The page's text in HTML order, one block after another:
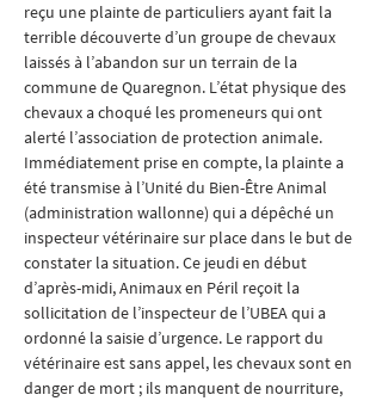
reçu une plainte de particuliers ayant fait la
terrible découverte d’un groupe de chevaux
laissés à l’abandon sur un terrain de la
commune de Quaregnon. L’état physique des
chevaux a choqué les promeneurs qui ont
alerté l’association de protection animale.
Immédiatement prise en compte, la plainte a
été transmise à l’Unité du Bien-Être Animal
(administration wallonne) qui a dépêché un
inspecteur vétérinaire sur place dans le but de
constater la situation. Ce jeudi en début
d’après-midi, Animaux en Péril reçoit la
sollicitation de l’inspecteur de l’UBEA qui a
ordonné la saisie d’urgence. Le rapport du
vétérinaire est sans appel, les chevaux sont en
danger de mort ; ils manquent de nourriture,